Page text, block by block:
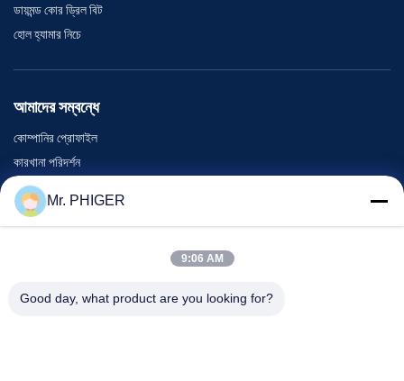
ডায়মন্ড কোর ড্রিল বিট
হোল হ্যামার নিচে
আমাদের সম্বন্ধে
কোম্পানির প্রোফাইল
কারখানা পরিদর্শন
গুণমান নিয়ন্ত্রণ
সাইট ম্যাপ
ঘটনা
Mr. PHIGER
9:06 AM
Good day, what product are you looking for?